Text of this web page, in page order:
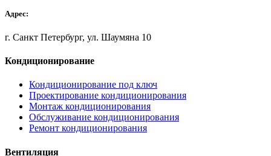
Адрес:
г. Санкт Петербург, ул. Шаумяна 10
Кондиционирование
Кондиционирование под ключ
Проектирование кондиционирования
Монтаж кондиционирования
Обслуживание кондиционирования
Ремонт кондиционирования
Вентиляция